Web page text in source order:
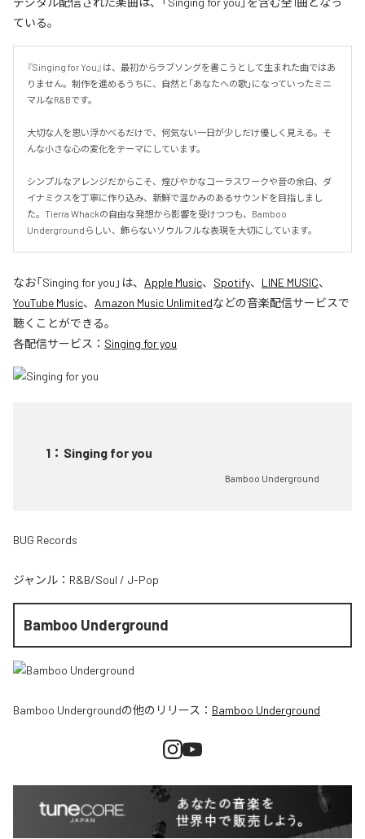
ている。
『Singing for You』は、最初からラブソングを書こうとして生まれた曲ではあ
りません。制作を進めるうちに、自然と「あなたへの歌」になっていったミニ
マルなR&Bです。
大切な人を思い浮かべるだけで、何気ない一日が少しだけ優しく見える。そ
んな小さな心の変化をテーマにしています。
シンプルなアレンジだからこそ、煌びやかなコーラスワークや音の余白、ダ
イナミクスを丁寧に作り込み、新鮮で温かみのあるサウンドを目指しまし
た。Tierra Whackの自由な発想から影響を受けつつも、Bamboo
Undergroundらしい、飾らないソウルフルな表現を大切にしています。
なお「Singing for you 」は、 Apple Music、 Spotify、 LINE MUSIC、
YouTube Music、 Amazon Music Unlimitedなどの音楽配信サービスで
聴くことができる。
各配信サービス： Singing for you
1 ： Singing for you
Bamboo Underground
BUG Records
ジャンル： R&B/Soul / J-Pop
Bamboo Underground
Bamboo Undergroundの他のリリース： Bamboo Underground